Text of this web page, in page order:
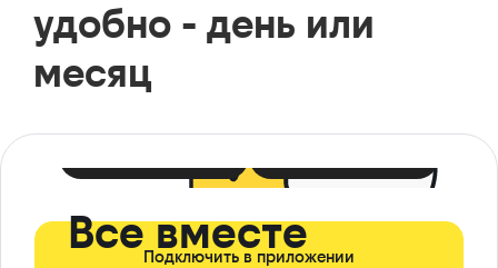
удобно - день или
месяц
Все вместе
Подключить в приложении